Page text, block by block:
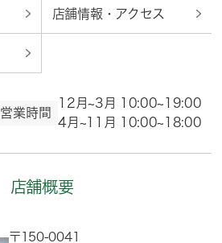
店舗情報・アクセス
営業時間
12月~3月 10:00~19:00
4月~11月 10:00~18:00
店舗概要
〒150-0041